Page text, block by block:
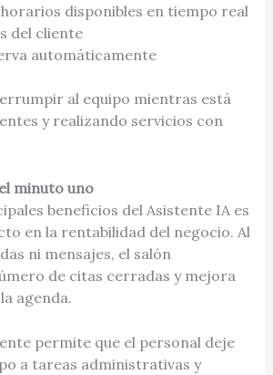
disponibles en tiempo real
del cliente
automáticamente
al equipo mientras está
y realizando servicios con
minuto uno
beneficios del Asistente IA es
en la rentabilidad del negocio. Al
ni mensajes, el salón
de citas cerradas y mejora
agenda.
permite que el personal deje
a tareas administrativas y